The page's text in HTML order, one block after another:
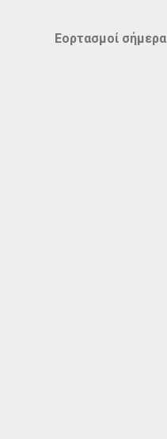
Εορτασμοί σήμερα